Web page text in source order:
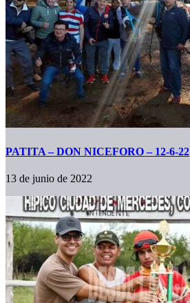
PATITA – DON NICEFORO – 12-6-22
13 de junio de 2022